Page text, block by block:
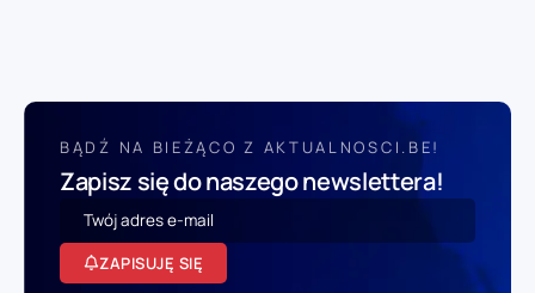
BĄDŹ NA BIEŻĄCO Z AKTUALNOSCI.BE!
Zapisz się do naszego newslettera!
ZAPISUJĘ SIĘ